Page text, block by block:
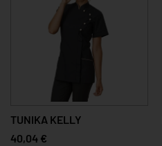
TUNIKA KELLY
40,04 €